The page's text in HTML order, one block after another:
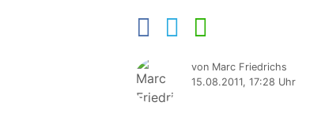
von Marc Friedrichs
15.08.2011, 17:28 Uhr